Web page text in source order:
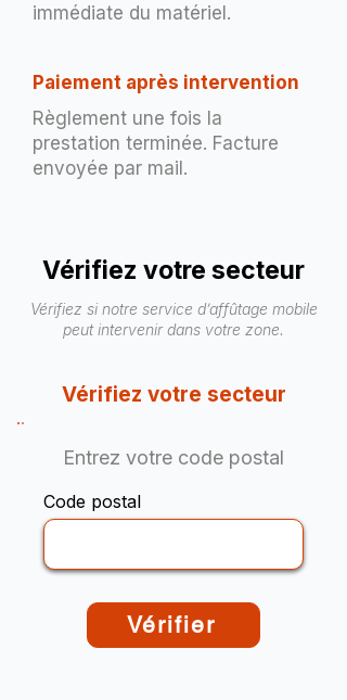
immédiate du matériel.
Paiement après intervention
Règlement une fois la
prestation terminée. Facture
envoyée par mail.
Vérifiez votre secteur
Vérifiez si notre service d’affûtage mobile
peut intervenir dans votre zone.
Vérifiez votre secteur
Entrez votre code postal
Code postal
Vérifier